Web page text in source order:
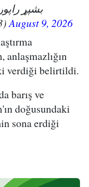
بشپړ
August 9, 2026
anlaşmazlığın
verdiği belirtildi.
barış ve
doğusundaki
sona erdiği